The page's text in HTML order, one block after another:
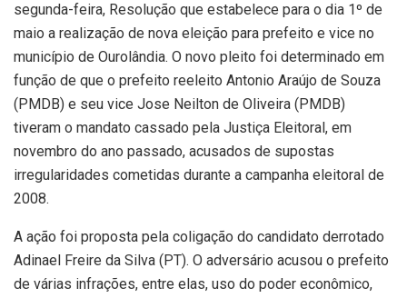
segunda-feira, Resolução que estabelece para o dia 1º de
maio a realização de nova eleição para prefeito e vice no
município de Ourolândia. O novo pleito foi determinado em
função de que o prefeito reeleito Antonio Araújo de Souza
(PMDB) e seu vice Jose Neilton de Oliveira (PMDB)
tiveram o mandato cassado pela Justiça Eleitoral, em
novembro do ano passado, acusados de supostas
irregularidades cometidas durante a campanha eleitoral de
2008.
A ação foi proposta pela coligação do candidato derrotado
Adinael Freire da Silva (PT). O adversário acusou o prefeito
de várias infrações, entre elas, uso do poder econômico,